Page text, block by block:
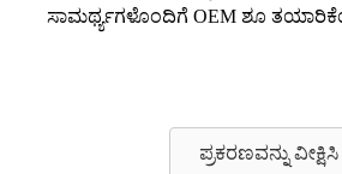
ಸಾಮರ್ಥ್ಯಗಳೊಂದಿಗೆ OEM ಶೂ
ಪ್ರಕರಣವನ್ನು ವೀಕ್ಷಿಸಿ